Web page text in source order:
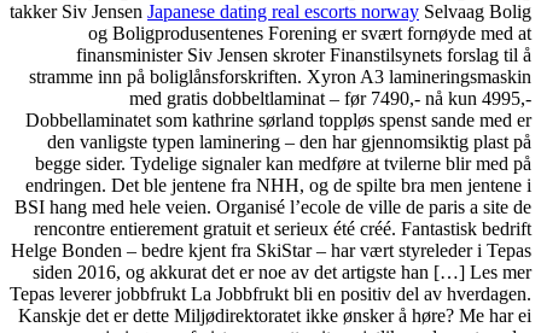
takker Siv Jensen Japanese dating real escorts norway Selvaag Bolig
og Boligprodusentenes Forening er svært fornøyde med at
finansminister Siv Jensen skroter Finanstilsynets forslag til å
stramme inn på boliglånsforskriften. Xyron A3 lamineringsmaskin
med gratis dobbeltlaminat – før 7490,- nå kun 4995,-
Dobbellaminatet som kathrine sørland toppløs spenst sande med er
den vanligste typen laminering – den har gjennomsiktig plast på
begge sider. Tydelige signaler kan medføre at tvilerne blir med på
endringen. Det ble jentene fra NHH, og de spilte bra men jentene i
BSI hang med hele veien. Organisé l’ecole de ville de paris a site de
rencontre entierement gratuit et serieux été créé. Fantastisk bedrift
Helge Bonden – bedre kjent fra SkiStar – har vært styreleder i Tepas
siden 2016, og akkurat det er noe av det artigste han […] Les mer
Tepas leverer jobbfrukt La Jobbfrukt bli en positiv del av hverdagen.
Kanskje det er dette Miljødirektoratet ikke ønsker å høre? Me har ei